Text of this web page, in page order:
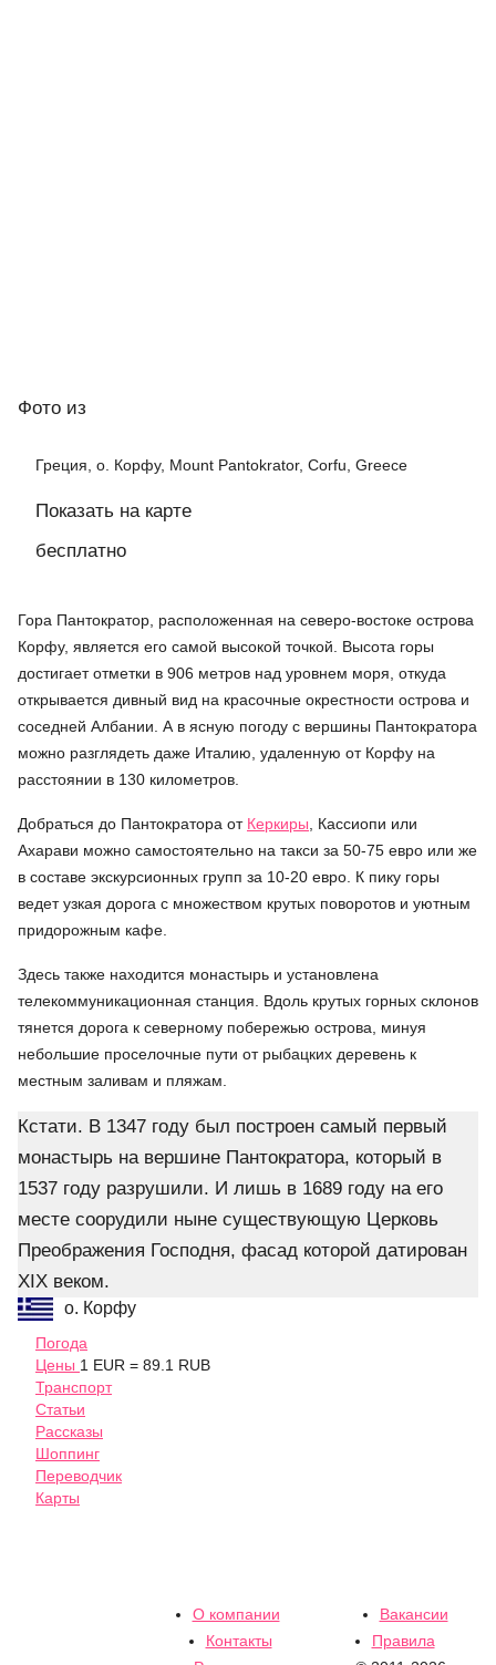
Фото из
Греция, о. Корфу, Mount Pantokrator, Corfu, Greece
Показать на карте
бесплатно
Гора Пантократор, расположенная на северо-востоке острова
Корфу, является его самой высокой точкой. Высота горы
достигает отметки в 906 метров над уровнем моря, откуда
открывается дивный вид на красочные окрестности острова и
соседней Албании. А в ясную погоду с вершины Пантократора
можно разглядеть даже Италию, удаленную от Корфу на
расстоянии в 130 километров.
Добраться до Пантократора от Керкиры , Кассиопи или
Ахарави можно самостоятельно на такси за 50-75 евро или же
в составе экскурсионных групп за 10-20 евро. К пику горы
ведет узкая дорога с множеством крутых поворотов и уютным
придорожным кафе.
Здесь также находится монастырь и установлена
телекоммуникационная станция. Вдоль крутых горных склонов
тянется дорога к северному побережью острова, минуя
небольшие проселочные пути от рыбацких деревень к
местным заливам и пляжам.
Кстати. В 1347 году был построен самый первый
монастырь на вершине Пантократора, который в
1537 году разрушили. И лишь в 1689 году на его
месте соорудили ныне существующую Церковь
Преображения Господня, фасад которой датирован
XIX веком.
о. Корфу
Погода
Цены 1 EUR = 89.1 RUB
Транспорт
Статьи
Рассказы
Шоппинг
Переводчик
Карты
О компании
Вакансии
Контакты
Правила